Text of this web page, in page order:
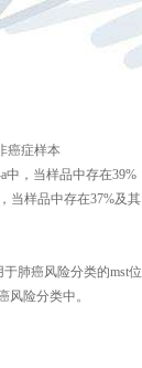
癌症样本
中，当样品中存在39%
当样品中存在37%及其
于肺癌风险分类的mst位
风险分类中。